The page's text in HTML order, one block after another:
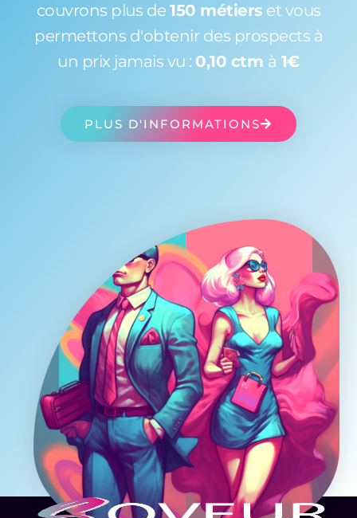
couvrons plus de 150 métiers et vous
permettons d'obtenir des prospects à
un prix jamais vu : 0,10 ctm à 1€
PLUS D'INFORMATIONS